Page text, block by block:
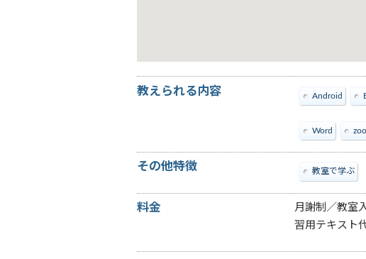
教えられる内容 Android
Word
その他特徴 教室で学ぶ
料金
月謝制／教室
習用テキスト